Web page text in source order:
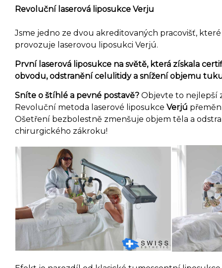
Revoluční laserová liposukce Verju
Jsme jedno ze dvou akreditovaných pracovišť,
provozuje laserovou liposukci Verjú.
První laserová liposukce na světě, která získala
obvodu, odstranění celulitidy a snížení objemu
Sníte o štíhlé a pevné postavě? Objevte to nejlepší
Revoluční metoda laserové liposukce Verjú
Ošetření bezbolestně zmenšuje objem těla a
chirurgického zákroku!